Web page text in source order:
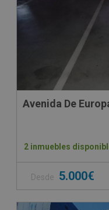
Avenida De
2 inmuebles
Desde 5.000€